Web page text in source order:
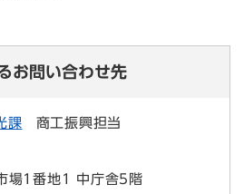
お問い合わせ先
課 商工振興担当
場1番地1 中庁舎5階